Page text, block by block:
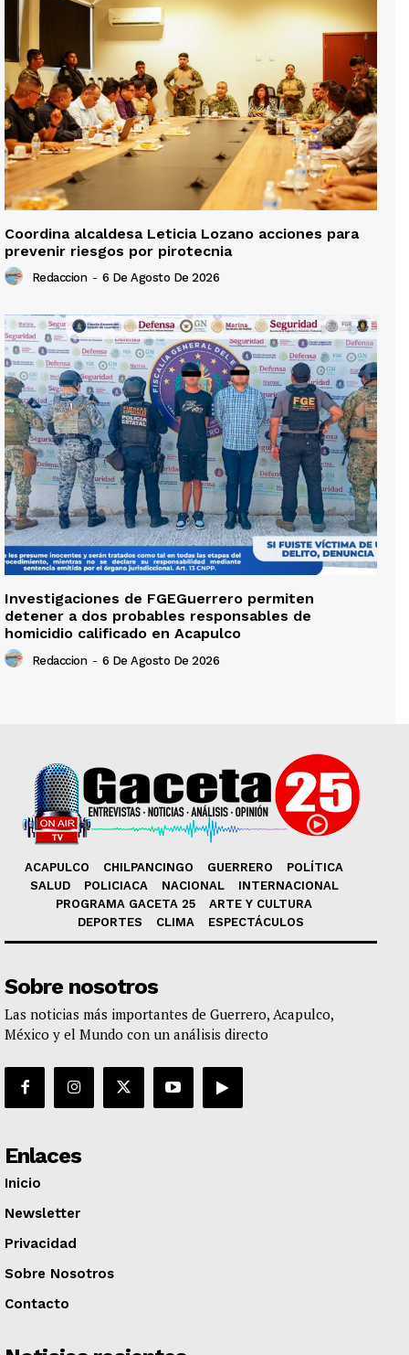
Coordina alcaldesa Leticia Lozano acciones para
prevenir riesgos por pirotecnia
Redaccion - 6 De Agosto De 2026
Investigaciones de FGEGuerrero permiten
detener a dos probables responsables de
homicidio calificado en Acapulco
Redaccion - 6 De Agosto De 2026
ACAPULCO CHILPANCINGO GUERRERO
POLÍTICA
SALUD
POLICIACA NACIONAL
INTERNACIONAL
PROGRAMA GACETA 25
ARTE Y CULTURA
DEPORTES
CLIMA ESPECTÁCULOS
Sobre nosotros
Las noticias más importantes de Guerrero, Acapulco,
México y el Mundo con un análisis directo
Enlaces
Inicio
Newsletter
Privacidad
Sobre Nosotros
Contacto